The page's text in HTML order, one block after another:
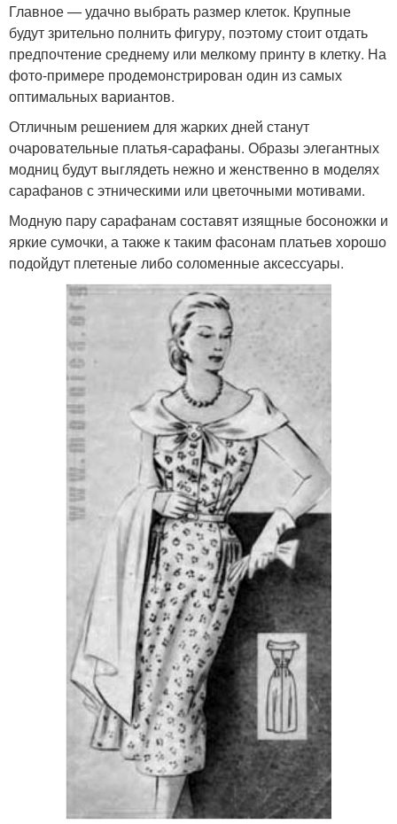
Главное — удачно выбрать размер клеток. Крупные
будут зрительно полнить фигуру, поэтому стоит отдать
предпочтение среднему или мелкому принту в клетку. На
фото-примере продемонстрирован один из самых
оптимальных вариантов.
Отличным решением для жарких дней станут
очаровательные платья-сарафаны. Образы элегантных
модниц будут выглядеть нежно и женственно в моделях
сарафанов с этническими или цветочными мотивами.
Модную пару сарафанам составят изящные босоножки и
яркие сумочки, а также к таким фасонам платьев хорошо
подойдут плетеные либо соломенные аксессуары.